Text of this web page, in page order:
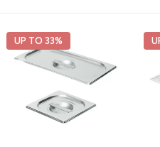
UP TO 33%